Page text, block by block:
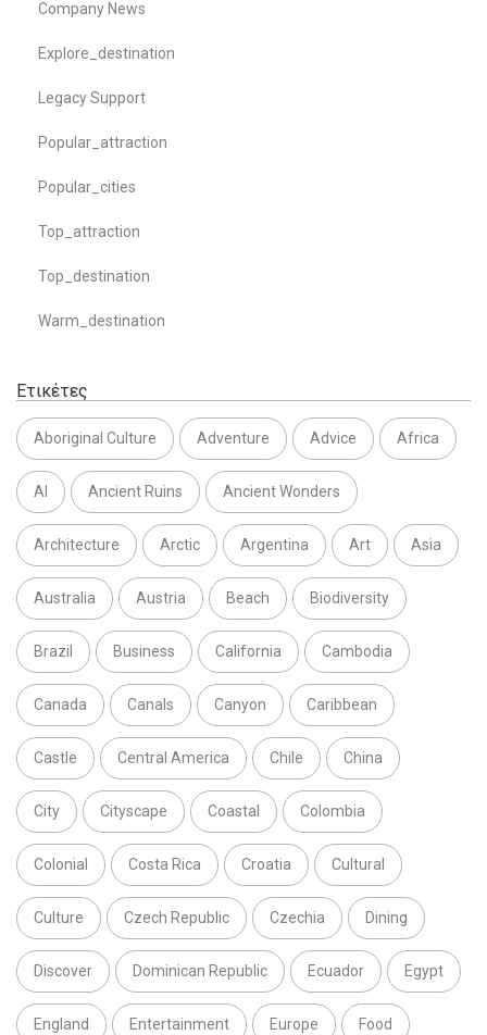
Company News
Explore_destination
Legacy Support
Popular_attraction
Popular_cities
Top_attraction
Top_destination
Warm_destination
Ετικέτες
Aboriginal Culture Adventure Advice Africa
AI Ancient Ruins Ancient Wonders
Architecture Arctic Argentina Art Asia
Australia Austria Beach Biodiversity
Brazil Business California Cambodia
Canada Canals Canyon Caribbean
Castle Central America Chile China
City Cityscape Coastal Colombia
Colonial Costa Rica Croatia Cultural
Culture Czech Republic Czechia Dining
Discover Dominican Republic Ecuador Egypt
England Entertainment Europe Food